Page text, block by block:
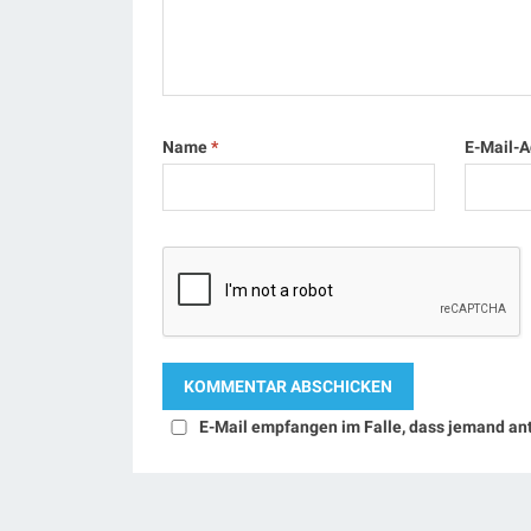
Name* E-Mail-
E-Mail empfangen im Falle, dass jemand